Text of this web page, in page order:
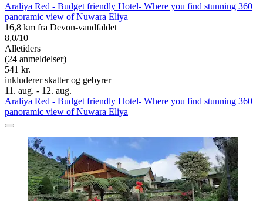
Araliya Red - Budget friendly Hotel- Where you find stunning 360
panoramic view of Nuwara Eliya
16,8 km fra Devon-vandfaldet
8,0/10
Alletiders
(24 anmeldelser)
541 kr.
inkluderer skatter og gebyrer
11. aug. - 12. aug.
Araliya Red - Budget friendly Hotel- Where you find stunning 360
panoramic view of Nuwara Eliya